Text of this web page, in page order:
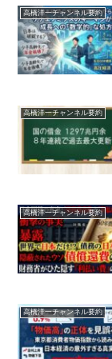
高橋洋一チャンネル要約
高橋洋一チャンネル要約
高橋洋一チャンネル要約
高橋洋一チャンネル要約